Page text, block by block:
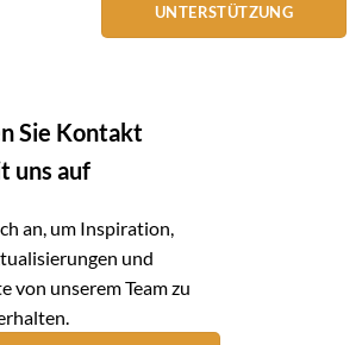
UNTERSTÜTZUNG
Sie Kontakt
uns auf
an, um Inspiration,
und
von unserem Team zu